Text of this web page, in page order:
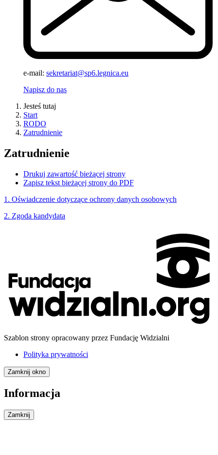
e-mail: sekretariat@sp6.legnica.eu
Napisz do nas
Jesteś tutaj
Start
RODO
Zatrudnienie
Zatrudnienie
Drukuj zawartość bieżącej strony
Zapisz tekst bieżącej strony do PDF
1. Oświadczenie dotyczące ochrony danych osobowych
2. Zgoda kandydata
Szablon strony opracowany przez Fundację Widzialni
Polityka prywatności
Zamknij okno
Informacja
Zamknij